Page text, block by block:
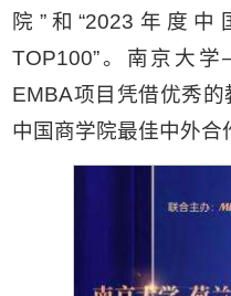
院”和“2023年度
TOP100”。南京大
EMBA项目凭借优秀
中国商学院最佳中外合